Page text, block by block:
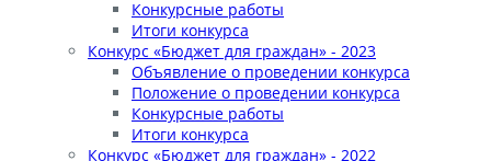
Конкурсные работы
Итоги конкурса
Конкурс «Бюджет для граждан» - 2023
Объявление о проведении конкурса
Положение о проведении конкурса
Конкурсные работы
Итоги конкурса
Конкурс «Бюджет для граждан» - 2022